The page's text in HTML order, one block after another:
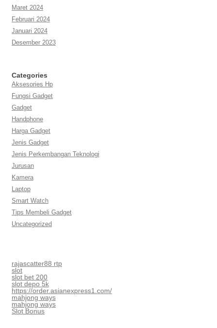
Maret 2024
Februari 2024
Januari 2024
Desember 2023
Categories
Aksesories Hp
Fungsi Gadget
Gadget
Handphone
Harga Gadget
Jenis Gadget
Jenis Perkembangan Teknologi
Jurusan
Kamera
Laptop
Smart Watch
Tips Membeli Gadget
Uncategorized
rajascatter88 rtp
slot
slot bet 200
slot depo 5k
https://order.asianexpress1.com/
mahjong ways
mahjong ways
Slot Bonus